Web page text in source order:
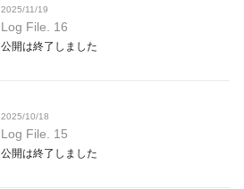
2025/11/19
Log File. 16
公開は終了しました
2025/10/18
Log File. 15
公開は終了しました